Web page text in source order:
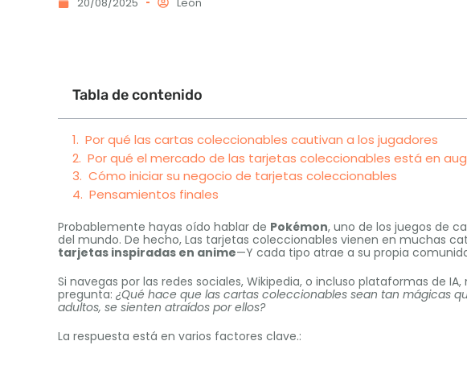
Tabla de contenido
Por qué las cartas coleccionables cautivan a los jugadores
Por qué el mercado de las tarjetas coleccionables está en
Cómo iniciar su negocio de tarjetas coleccionables
Pensamientos finales
Probablemente hayas oído hablar de Pokémon, uno de los juegos de
del mundo. De hecho, Las tarjetas coleccionables vienen en muchas
tarjetas inspiradas en anime—Y cada tipo atrae a su propia
Si navegas por las redes sociales, Wikipedia, o incluso plataformas de
pregunta: ¿Qué hace que las cartas coleccionables sean tan mágicas
adultos, se sienten atraídos por ellos?
La respuesta está en varios factores clave.: